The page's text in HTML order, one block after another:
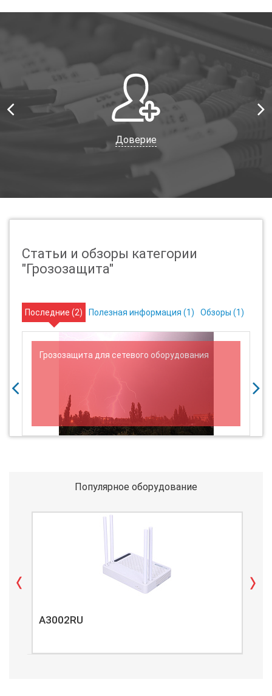
Доверие
Статьи и обзоры категории
"Грозозащита"
Последние (2) Полезная информация (1) Обзоры (1)
Грозозащита для сетевого оборудования
Популярное оборудование
A3002RU